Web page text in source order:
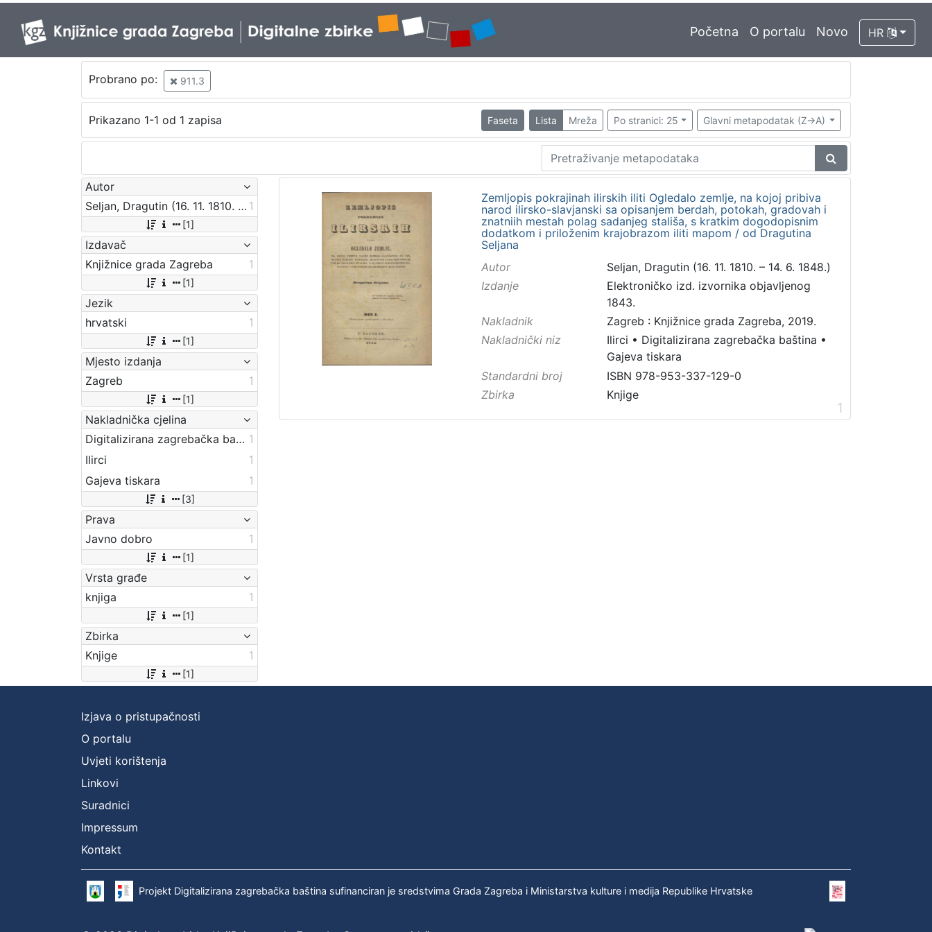
Početna O portalu Novo HR
Probrano po: 911.3
Prikazano 1-1 od 1 zapisa Faseta Lista Mreža Po stranici: 25 Glavni metapodatak (Z->A)
Autor
Seljan, Dragutin (16. 11. 1810. – 14. 6. 1848.) 1
[1]
Izdavač
Knjižnice grada Zagreba
1
[1]
Jezik
hrvatski
1
[1]
Mjesto izdanja
Zagreb
1
[1]
Nakladnička cjelina
Digitalizirana zagrebačka baština 1
Ilirci
1
Gajeva tiskara
1
[3]
Prava
Javno dobro
1
[1]
Vrsta građe
knjiga
1
[1]
Zbirka
Knjige
1
[1]
Zemljopis pokrajinah ilirskih iliti Ogledalo zemlje, na kojoj pribiva
narod ilirsko-slavjanski sa opisanjem berdah, potokah, gradovah i
znatniih mestah polag sadanjeg stališa, s kratkim dogodopisnim
dodatkom i priloženim krajobrazom iliti mapom / od Dragutina
Seljana
Autor
Seljan, Dragutin (16. 11. 1810. – 14. 6. 1848.)
Izdanje
Elektroničko izd. izvornika objavljenog
1843.
Nakladnik
Zagreb : Knjižnice grada Zagreba, 2019.
Nakladnički niz
Ilirci • Digitalizirana zagrebačka baština •
Gajeva tiskara
Standardni broj
ISBN 978-953-337-129-0
Zbirka
Knjige
1
Izjava o pristupačnosti
O portalu
Uvjeti korištenja
Linkovi
Suradnici
Impressum
Kontakt
Projekt Digitalizirana zagrebačka baština sufinanciran je sredstvima Grada Zagreba i Ministarstva kulture i medija Republike Hrvatske